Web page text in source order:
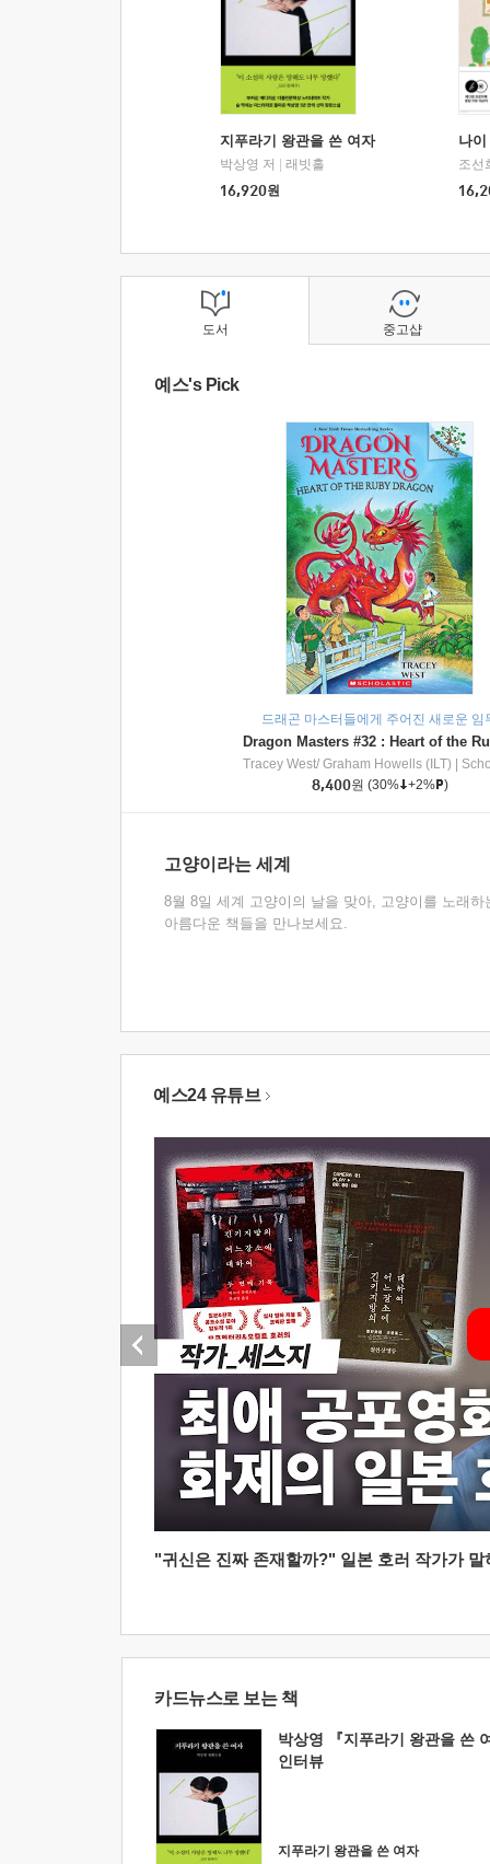
지푸라기 왕관을 쓴 여자
박상영 저
래빗홀
16,920원
나
조선
도서
예스's Pick
드래곤 마스터들에게 주어진 새로운 임
Tracey West/ Graham Howells (ILT)
8,400원 (30% +2% )
고양이라는 세계
8월 8일 세계 고양이의 날을 맞아, 고양이를 노래하
아름다운 책들을 만나보세요.
중고샵
예스24 유튜브
"귀신은 진짜 존재할까?" 일본 호러 작가가
카드뉴스로 보는 책
박상영 『지푸라기 왕관을 쓴
인터뷰
지푸라기 왕관을 쓴 여자